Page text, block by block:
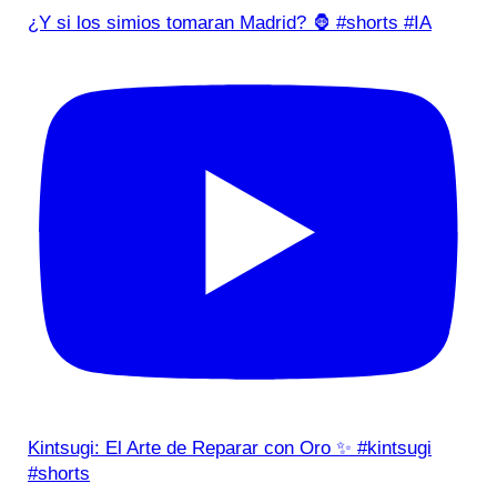
¿Y si los simios tomaran Madrid? 🦍 #shorts #IA
Kintsugi: El Arte de Reparar con Oro ✨ #kintsugi
#shorts